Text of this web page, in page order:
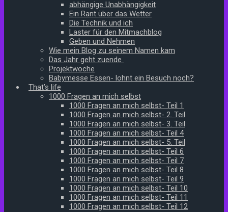
abhängige Unabhängigkeit
Ein Rant über das Wetter
Die Technik und ich
Laster für den Mitmachblog
Geben und Nehmen
Wie mein Blog zu seinem Namen kam
Das Jahr geht zuende
Projektwoche
Babymesse Essen- lohnt ein Besuch noch?
That’s life
1000 Fragen an mich selbst
1000 Fragen an mich selbst- Teil 1
1000 Fragen an mich selbst- 2. Teil
1000 Fragen an mich selbst- 3. Teil
1000 Fragen an mich selbst- Teil 4
1000 Fragen an mich selbst- 5. Teil
1000 Fragen an mich selbst- Teil 6
1000 Fragen an mich selbst- Teil 7
1000 Fragen an mich selbst- Teil 8
1000 Fragen an mich selbst- Teil 9
1000 Fragen an mich selbst- Teil 10
1000 Fragen an mich selbst- Teil 11
1000 Fragen an mich selbst- Teil 12